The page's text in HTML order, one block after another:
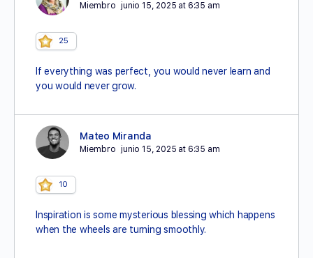
Miembro junio 15, 2025 at 6:35 am
25
If everything was perfect, you would never learn and
you would never grow.
Mateo Miranda
Miembro junio 15, 2025 at 6:35 am
10
Inspiration is some mysterious blessing which happens
when the wheels are turning smoothly.